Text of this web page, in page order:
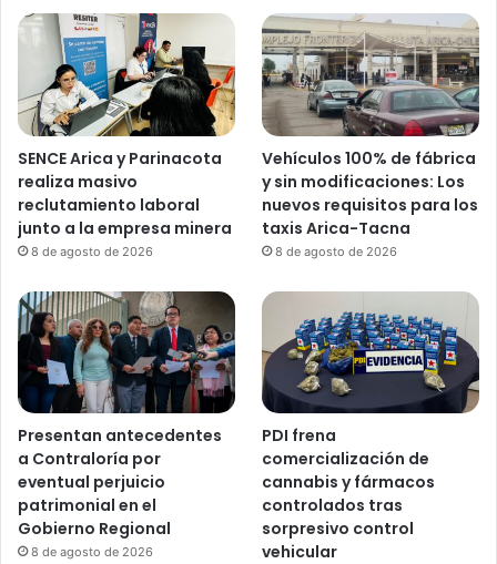
SENCE Arica y Parinacota
realiza masivo
reclutamiento laboral
junto a la empresa minera
8 de agosto de 2026
Vehículos 100% de fábrica
y sin modificaciones: Los
nuevos requisitos para los
taxis Arica-Tacna
8 de agosto de 2026
Presentan antecedentes
a Contraloría por
eventual perjuicio
patrimonial en el
Gobierno Regional
8 de agosto de 2026
PDI frena
comercialización de
cannabis y fármacos
controlados tras
sorpresivo control
vehicular